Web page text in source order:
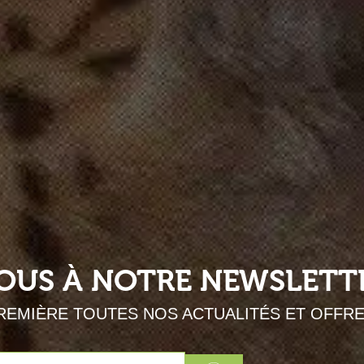
À NOTRE
TOUTES NOS ACTUALITÉS ET
Envoyer